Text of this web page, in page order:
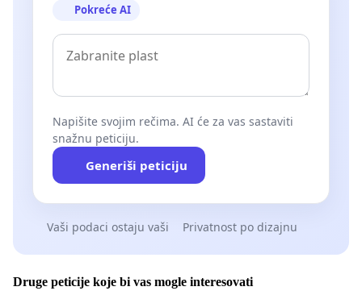
Pokreće AI
Napišite svojim rečima. AI će za vas sastaviti
snažnu peticiju.
Generiši peticiju
Vaši podaci ostaju vaši Privatnost po dizajnu
Druge peticije koje bi vas mogle interesovati